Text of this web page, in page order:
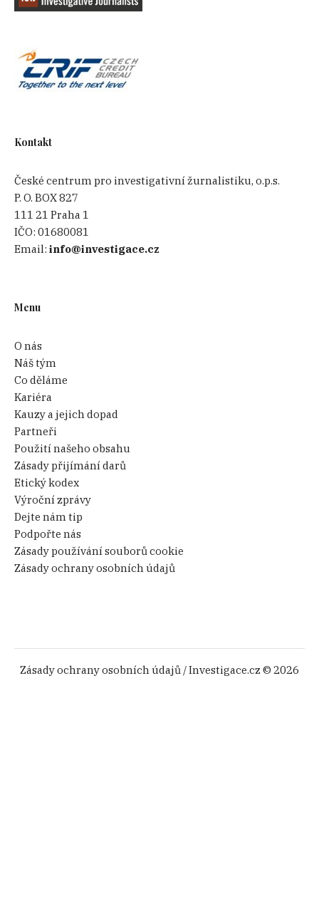
Kontakt
České centrum pro investigativní žurnalistiku, o.p.s.
P. O. BOX 827
111 21 Praha 1
IČO:01680081
Email:info@investigace.cz
Menu
O nás
Náš tým
Co děláme
Kariéra
Kauzy a jejich dopad
Partneři
Použití našeho obsahu
Zásady přijímání darů
Etický kodex
Výroční zprávy
Dejte nám tip
Podpořte nás
Zásady používání souborů cookie
Zásady ochrany osobních údajů
Zásady ochrany osobních údajů / Investigace.cz © 2026